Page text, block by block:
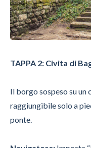
TAPPA 2: Civita di
Il borgo sospeso su un
raggiungibile solo a
ponte.